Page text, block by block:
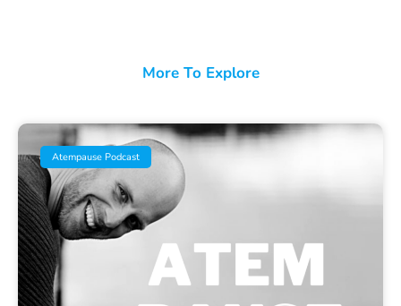
More To Explore
Atempause Podcast